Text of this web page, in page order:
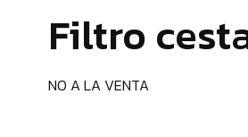
Filtro
NO A LA VENTA